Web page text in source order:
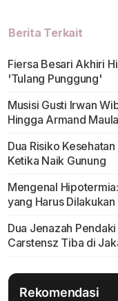
Berita Terkait
Fiersa Besari Akhiri
'Tulang Punggung'
Musisi Gusti Irwan
Hingga Armand
Dua Risiko
Ketika Naik Gunung
Mengenal
yang Harus Dilakukan
Dua Jenazah
Carstensz Tiba di
Rekomendasi